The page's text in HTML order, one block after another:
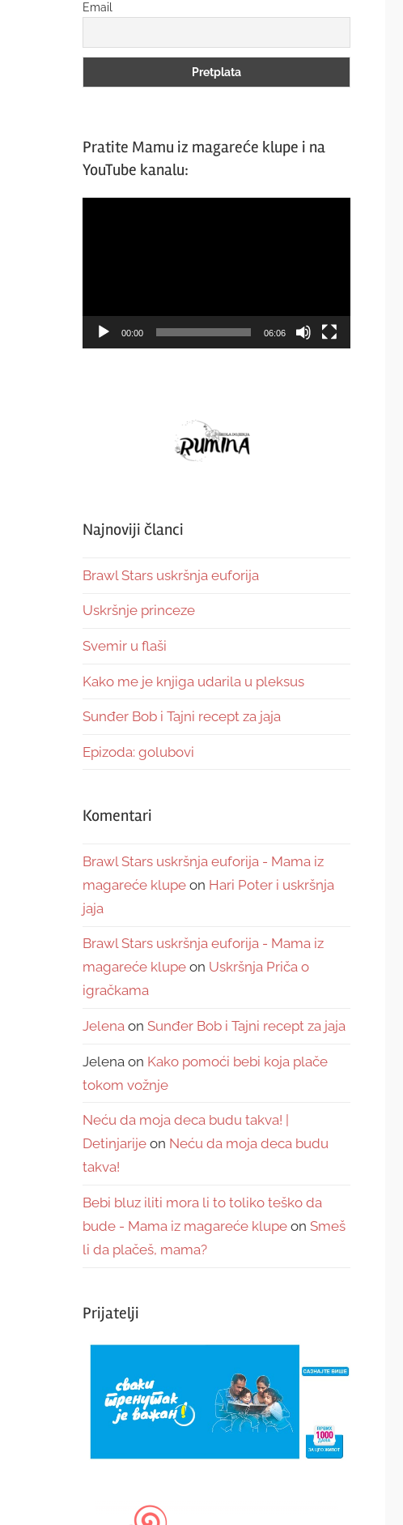
Email
Pratite Mamu iz magareće klupe i na
YouTube kanalu:
00:00 06:06
Najnoviji članci
Brawl Stars uskršnja euforija
Uskršnje princeze
Svemir u flaši
Kako me je knjiga udarila u pleksus
Sunđer Bob i Tajni recept za jaja
Epizoda: golubovi
Komentari
Brawl Stars uskršnja euforija - Mama iz
magareće klupe on Hari Poter i uskršnja
jaja
Brawl Stars uskršnja euforija - Mama iz
magareće klupe on Uskršnja Priča o
igračkama
Jelena on Sunđer Bob i Tajni recept za jaja
Jelena on Kako pomoći bebi koja plače
tokom vožnje
Neću da moja deca budu takva! |
Detinjarije on Neću da moja deca budu
takva!
Bebi bluz iliti mora li to toliko teško da
bude - Mama iz magareće klupe on Smeš
li da plačeš, mama?
Prijatelji